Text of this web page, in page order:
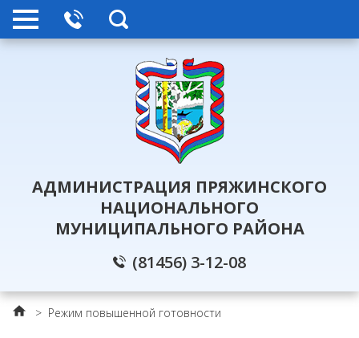
АДМИНИСТРАЦИЯ ПРЯЖИНСКОГО
НАЦИОНАЛЬНОГО
МУНИЦИПАЛЬНОГО РАЙОНА
(81456) 3-12-08
> Режим повышенной готовности